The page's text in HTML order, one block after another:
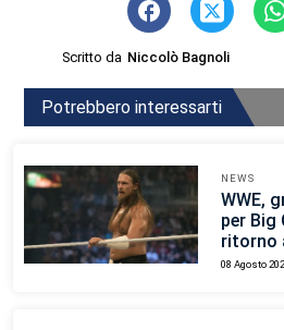
Scritto da Niccolò Bagnoli
Potrebbero interessarti
NEWS
WWE,
per Big
ritorno
08 Agosto